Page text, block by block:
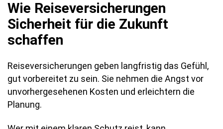
Wie Reiseversicherungen
Sicherheit für die Zukunft
schaffen
Reiseversicherungen geben langfristig das Gefühl,
gut vorbereitet zu sein. Sie nehmen die Angst vor
unvorhergesehenen Kosten und erleichtern die
Planung.